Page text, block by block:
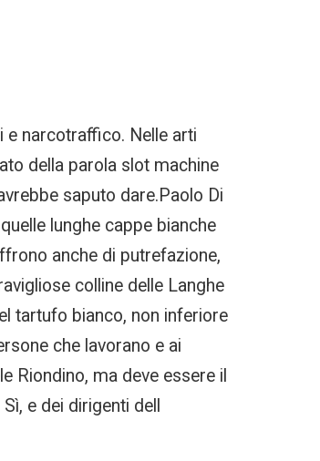
e narcotraffico. Nelle arti
della parola slot machine
saputo dare.Paolo Di
lunghe cappe bianche
anche di putrefazione,
colline delle Langhe
tartufo bianco, non inferiore
che lavorano e ai
Riondino, ma deve essere il
e dei dirigenti dell